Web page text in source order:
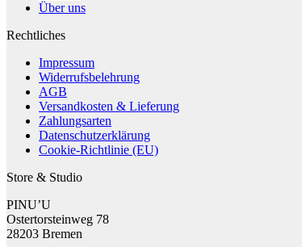
Über uns
Rechtliches
Impressum
Widerrufsbelehrung
AGB
Versandkosten & Lieferung
Zahlungsarten
Datenschutzerklärung
Cookie-Richtlinie (EU)
Store & Studio
PINU’U
Ostertorsteinweg 78
28203 Bremen